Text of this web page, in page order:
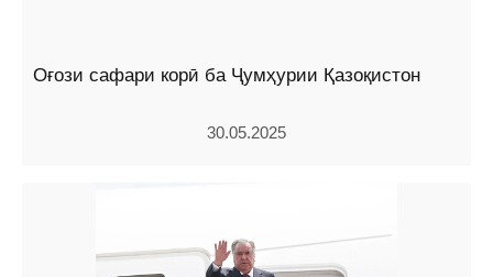
Оғози сафари корӣ ба Ҷумҳурии Қазоқистон
30.05.2025